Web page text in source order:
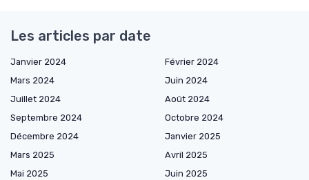
Les articles par date
Janvier 2024
Février 2024
Mars 2024
Juin 2024
Juillet 2024
Août 2024
Septembre 2024
Octobre 2024
Décembre 2024
Janvier 2025
Mars 2025
Avril 2025
Mai 2025
Juin 2025